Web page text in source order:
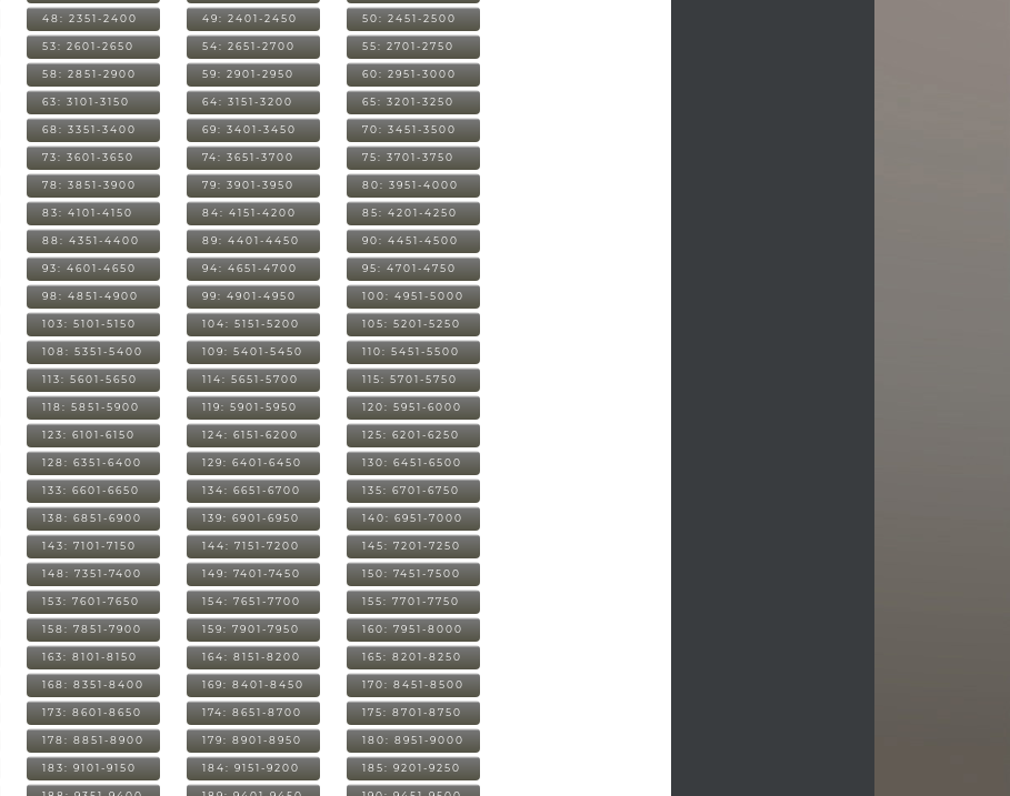
48: 2351-2400 49: 2401-2450 50: 2451-2500
53: 2601-2650 54: 2651-2700 55: 2701-2750
58: 2851-2900 59: 2901-2950 60: 2951-3000
63: 3101-3150 64: 3151-3200 65: 3201-3250
68: 3351-3400 69: 3401-3450 70: 3451-3500
73: 3601-3650 74: 3651-3700 75: 3701-3750
78: 3851-3900 79: 3901-3950 80: 3951-4000
83: 4101-4150 84: 4151-4200 85: 4201-4250
88: 4351-4400 89: 4401-4450 90: 4451-4500
93: 4601-4650 94: 4651-4700 95: 4701-4750
98: 4851-4900 99: 4901-4950 100: 4951-5000
103: 5101-5150 104: 5151-5200 105: 5201-5250
108: 5351-5400 109: 5401-5450 110: 5451-5500
113: 5601-5650 114: 5651-5700 115: 5701-5750
118: 5851-5900 119: 5901-5950 120: 5951-6000
123: 6101-6150 124: 6151-6200 125: 6201-6250
128: 6351-6400 129: 6401-6450 130: 6451-6500
133: 6601-6650 134: 6651-6700 135: 6701-6750
138: 6851-6900 139: 6901-6950 140: 6951-7000
143: 7101-7150 144: 7151-7200 145: 7201-7250
148: 7351-7400 149: 7401-7450 150: 7451-7500
153: 7601-7650 154: 7651-7700 155: 7701-7750
158: 7851-7900 159: 7901-7950 160: 7951-8000
163: 8101-8150 164: 8151-8200 165: 8201-8250
168: 8351-8400 169: 8401-8450 170: 8451-8500
173: 8601-8650 174: 8651-8700 175: 8701-8750
178: 8851-8900 179: 8901-8950 180: 8951-9000
183: 9101-9150 184: 9151-9200 185: 9201-9250